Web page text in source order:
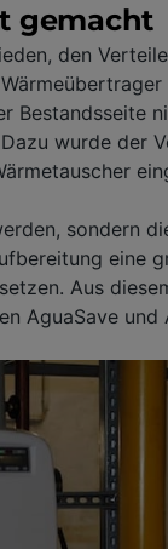
gemacht
den
Bestandsseite
wurde der
sondern
eine
Aus
AguaSave und